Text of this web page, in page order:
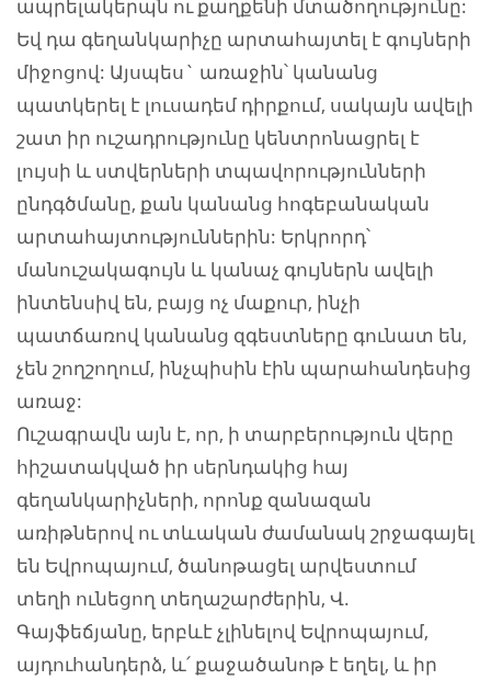
ապրելակերպն ու քաղքենի մտածողությունը:
Եվ դա գեղանկարիչը արտահայտել է գույների
միջոցով: Այսպես` առաջին՝ կանանց
պատկերել է լուսադեմ դիրքում, սակայն ավելի
շատ իր ուշադրությունը կենտրոնացրել է
լույսի և ստվերների տպավորությունների
ընդգծմանը, քան կանանց հոգեբանական
արտահայտություններին: Երկրորդ՝
մանուշակագույն և կանաչ գույներն ավելի
ինտենսիվ են, բայց ոչ մաքուր, ինչի
պատճառով կանանց զգեստները գունատ են,
չեն շողշողում, ինչպիսին էին պարահանդեսից
առաջ:
Ուշագրավն այն է, որ, ի տարբերություն վերը
հիշատակված իր սերնդակից հայ
գեղանկարիչների, որոնք զանազան
առիթներով ու տևական ժամանակ շրջագայել
են Եվրոպայում, ծանոթացել արվեստում
տեղի ունեցող տեղաշարժերին, Վ.
Գայֆեճյանը, երբևէ չլինելով Եվրոպայում,
այդուհանդերձ, և՛ քաջածանոթ է եղել, և իր